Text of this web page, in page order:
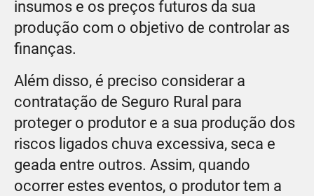
insumos e os preços futuros da sua
produção com o objetivo de controlar as
finanças.
Além disso, é preciso considerar a
contratação de Seguro Rural para
proteger o produtor e a sua produção dos
riscos ligados chuva excessiva, seca e
geada entre outros. Assim, quando
ocorrer estes eventos, o produtor tem a